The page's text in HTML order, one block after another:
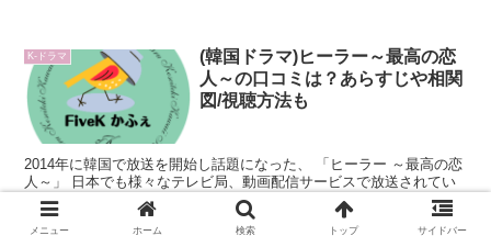
K-ドラマ
(韓国ドラマ)ヒーラー～最高の恋
人～の口コミは？あらすじや相関
図/視聴方法も
2014年に韓国で放送を開始し話題になった、 「ヒーラー ～最高の恋
人～」 日本でも様々なテレビ局、動画配信サービスで放送されてい
ます 。 主演は、2008年のデビュー以来、人気ドラマ「あやしいパー
トナー」にも出演し、 日本や中国でも...
メニュー ホーム 検索 トップ サイドバー